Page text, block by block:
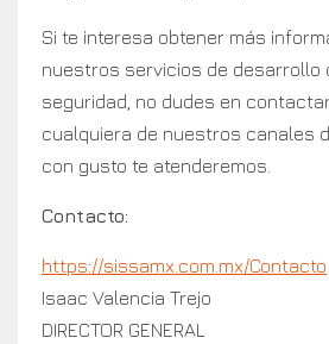
Si te interesa obtener más
nuestros servicios de desarrollo
seguridad, no dudes en
cualquiera de nuestros canales
con gusto te atenderemos.
Contacto:
https://sissamx.com.mx/Contacto
Isaac Valencia Trejo
DIRECTOR GENERAL